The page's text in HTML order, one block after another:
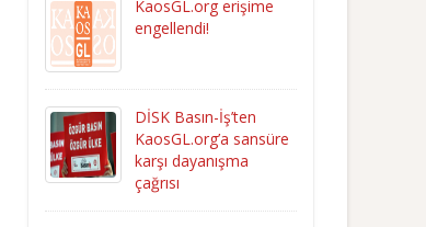
KaosGL.org erişime
engellendi!
DİSK Basın-İş’ten
KaosGL.org’a sansüre
karşı dayanışma
çağrısı